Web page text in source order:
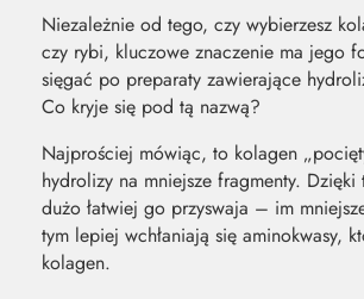
Niezależnie od tego, czy wybierzesz
czy rybi, kluczowe znaczenie ma jego
sięgać po preparaty zawierające
Co kryje się pod tą nazwą?
Najprościej mówiąc, to kolagen
hydrolizy na mniejsze fragmenty. Dzięki
dużo łatwiej go przyswaja – im
tym lepiej wchłaniają się aminokwasy,
kolagen.